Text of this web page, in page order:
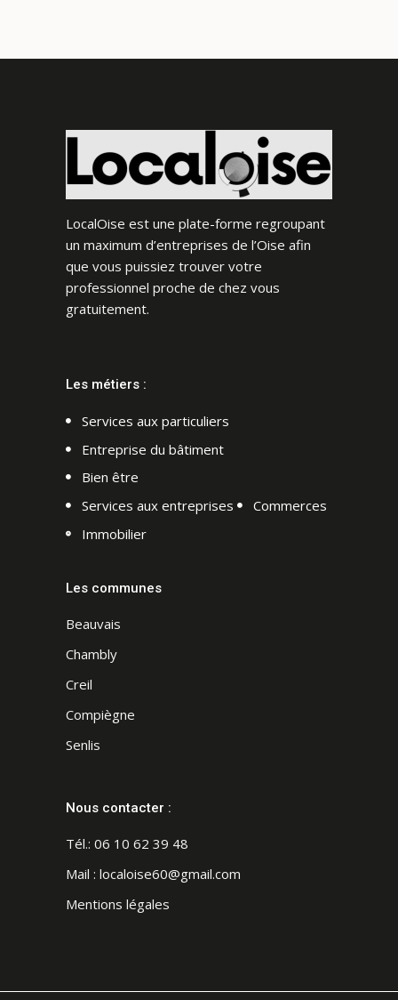
LocalOise est une plate-forme regroupant
un maximum d’entreprises de l’Oise afin
que vous puissiez trouver votre
professionnel proche de chez vous
gratuitement.
Les métiers :
Services aux particuliers
Entreprise du bâtiment
Bien être
Services aux entreprises
Commerces
Immobilier
Les communes
Beauvais
Chambly
Creil
Compiègne
Senlis
Nous contacter :
Tél.: 06 10 62 39 48
Mail : localoise60@gmail.com
Mentions légales